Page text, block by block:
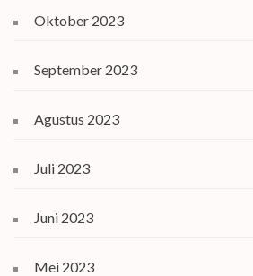
Oktober 2023
September 2023
Agustus 2023
Juli 2023
Juni 2023
Mei 2023